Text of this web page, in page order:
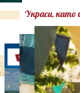
Украси, като